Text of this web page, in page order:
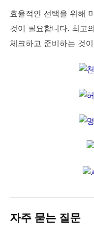
효율적인 선택을 위해
것이 필요합니다. 최고
체크하고 준비하는 것
자주 묻는 질문